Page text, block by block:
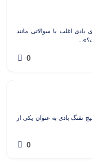
بادی اغلب با سوالاتی مانند
0
بادی به عنوان یکی از
0